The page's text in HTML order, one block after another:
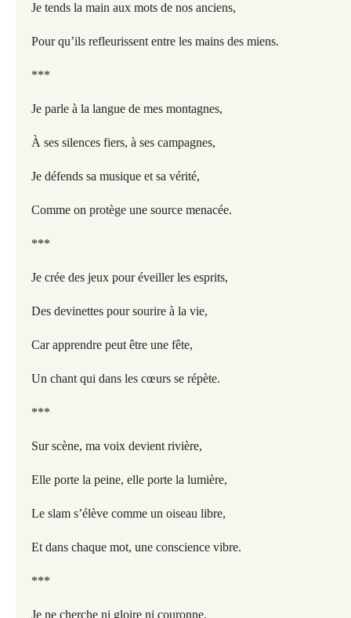
Je tends la main aux mots de nos anciens,
Pour qu’ils refleurissent entre les mains des miens.
***
Je parle à la langue de mes montagnes,
À ses silences fiers, à ses campagnes,
Je défends sa musique et sa vérité,
Comme on protège une source menacée.
***
Je crée des jeux pour éveiller les esprits,
Des devinettes pour sourire à la vie,
Car apprendre peut être une fête,
Un chant qui dans les cœurs se répète.
***
Sur scène, ma voix devient rivière,
Elle porte la peine, elle porte la lumière,
Le slam s’élève comme un oiseau libre,
Et dans chaque mot, une conscience vibre.
***
Je ne cherche ni gloire ni couronne,